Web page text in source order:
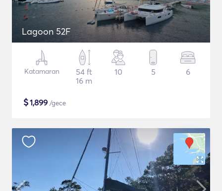
Lagoon 52F
Katamaran
54 ft
16 m
10 5 6
$1,899 /gece